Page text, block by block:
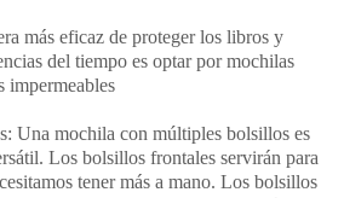
más eficaz de proteger los libros y
del tiempo es optar por mochilas
impermeables
Una mochila con múltiples bolsillos es
Los bolsillos frontales servirán para
tener más a mano. Los bolsillos